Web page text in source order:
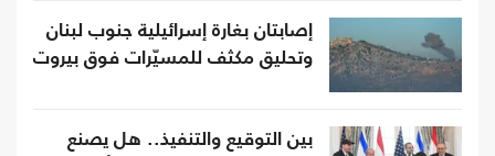
إصابتان بغارة إسرائيلية جنوب لبنان
وتحليق مكثف للمسيّرات فوق بيروت
بين التوقيع والتنفيذ.. هل يصنع